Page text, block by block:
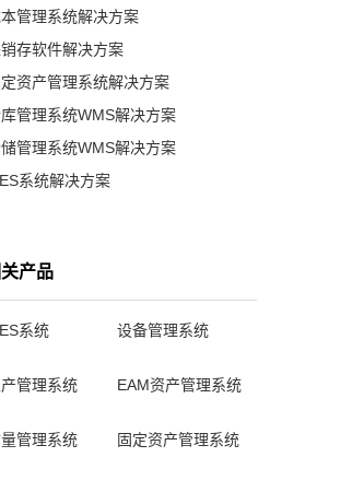
管理系统解决方案
存软件解决方案
定资产管理系统解决方案
管理系统WMS解决方案
管理系统WMS解决方案
系统解决方案
产品
系统 设备管理系统
管理系统 EAM资产管理系统
管理系统 固定资产管理系统